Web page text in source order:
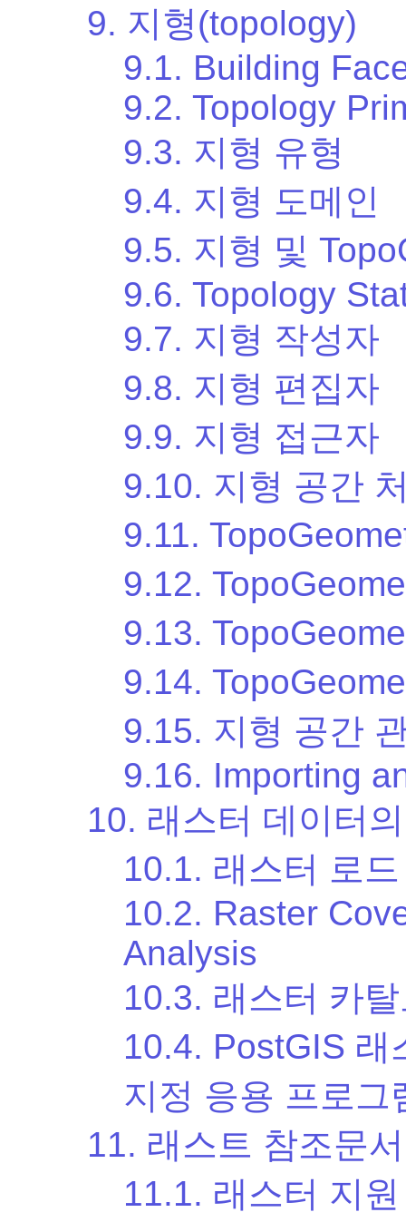
9. 지형(topology)
9.1. Building
9.2. Topology
9.3. 지형 유형
9.4. 지형 도메인
9.5. 지형 및
9.6. Topology
9.7. 지형 작성자
9.8. 지형 편집자
9.9. 지형 접근자
9.10. 지형 공간
9.11.
9.12.
9.13.
9.14.
9.15. 지형 공간
9.16. Importing
10. 래스터 데이터
10.1. 래스터 로
10.2. Raster
Analysis
10.3. 래스터 카
10.4. PostGIS 래
지정 응용 프로그
11. 래스트 참조문서
11.1. 래스터 지